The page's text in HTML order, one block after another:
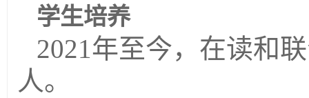
学生培养
2021年至今，在读和
人。